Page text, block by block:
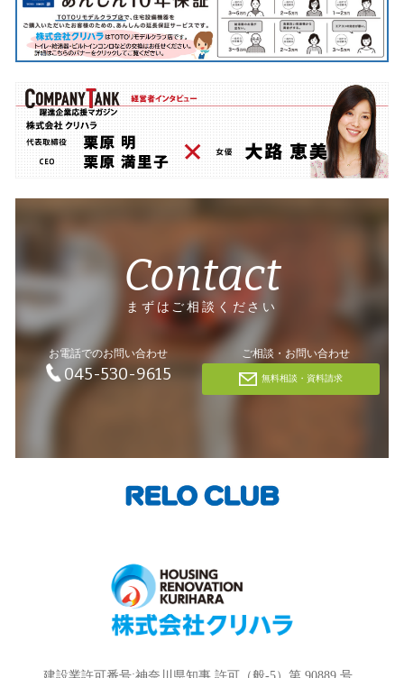
Contact
まずはご相談ください
お電話でのお問い合わせ
045-530-9615
ご相談・お問い合わせ
無料相談・資料請求